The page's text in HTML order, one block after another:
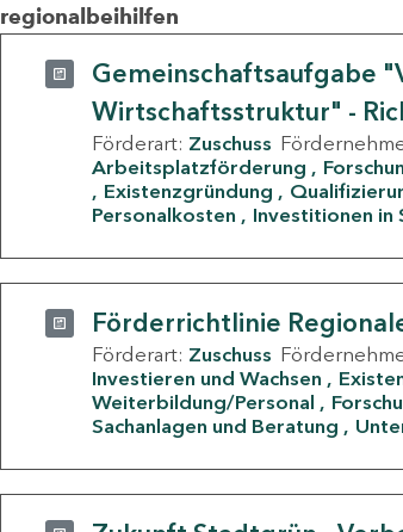
regionalbeihilfen
Gemeinschaftsaufgabe
Wirtschaftsstruktur" -
Förderart: Zuschuss
Arbeitsplatzförderung
Existenzgründung
Personalkosten
Investitionen in
Förderrichtlinie
Förderart: Zuschuss
Investieren und Wachsen
Weiterbildung/Personal
Sachanlagen und Beratung